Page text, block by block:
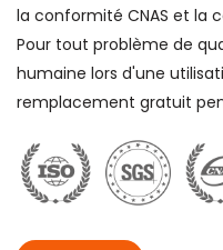
la conformité CNAS et la
Pour tout problème de
humaine lors d'une
remplacement gratuit